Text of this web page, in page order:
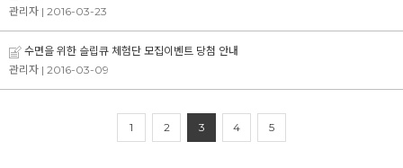
관리자 | 2016-03-23
수면을 위한 슬립큐 체험단 모집이벤트 당첨 안내
관리자 | 2016-03-09
1 2 3 4 5